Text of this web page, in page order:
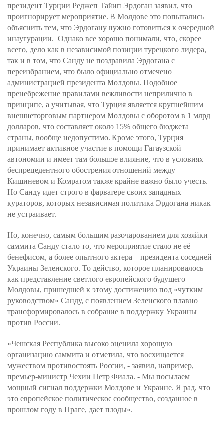
президент Турции Реджеп Тайип Эрдоган заявил, что
проигнорирует мероприятие. В Молдове это попытались
объяснить тем, что Эрдогану нужно готовиться к очередной
инаугурации. Однако все хорошо понимали, что, скорее
всего, дело как в независимой позиции турецкого лидера,
так и в том, что Санду не поздравила Эрдогана с
переизбранием, что было официально отмечено
администрацией президента Молдовы. Подобное
пренебрежение правилами вежливости неприлично в
принципе, а учитывая, что Турция является крупнейшим
внешнеторговым партнером Молдовы с оборотом в 1 млрд
долларов, что составляет около 15% общего бюджета
страны, вообще недопустимо. Кроме этого, Турция
принимает активное участие в помощи Гагаузской
автономии и имеет там большое влияние, что в условиях
беспрецедентного обострения отношений между
Кишиневом и Комратом также крайне важно было учесть.
Но Санду идет строго в фарватере своих западных
кураторов, которых независимая политика Эрдогана никак
не устраивает.
Но, конечно, самым большим разочарованием для хозяйки
саммита Санду стало то, что мероприятие стало не её
бенефисом, а более опытного актера – президента соседней
Украины Зеленского. То действо, которое планировалось
как представление светлого европейского будущего
Молдовы, пришедшей к этому достижению под «чутким
руководством» Санду, с появлением Зеленского плавно
трансформировалось в собрание в поддержку Украины
против России.
«Чешская Республика высоко оценила хорошую
организацию саммита и отметила, что восхищается
мужеством противостоять России, - заявил, например,
премьер-министр Чехии Петр Фиала. - Мы посылаем
мощный сигнал поддержки Молдове и Украине. Я рад, что
это европейское политическое сообщество, созданное в
прошлом году в Праге, дает плоды».